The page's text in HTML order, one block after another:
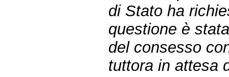
di Stato ha
questione è
del consesso
tuttora in attesa